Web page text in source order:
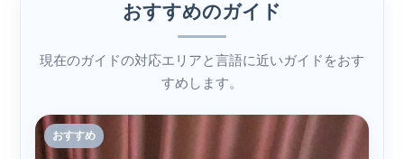
おすすめのガイド
現在のガイドの対応エリアと言語に近いガイドをおす
すめします。
おすすめ